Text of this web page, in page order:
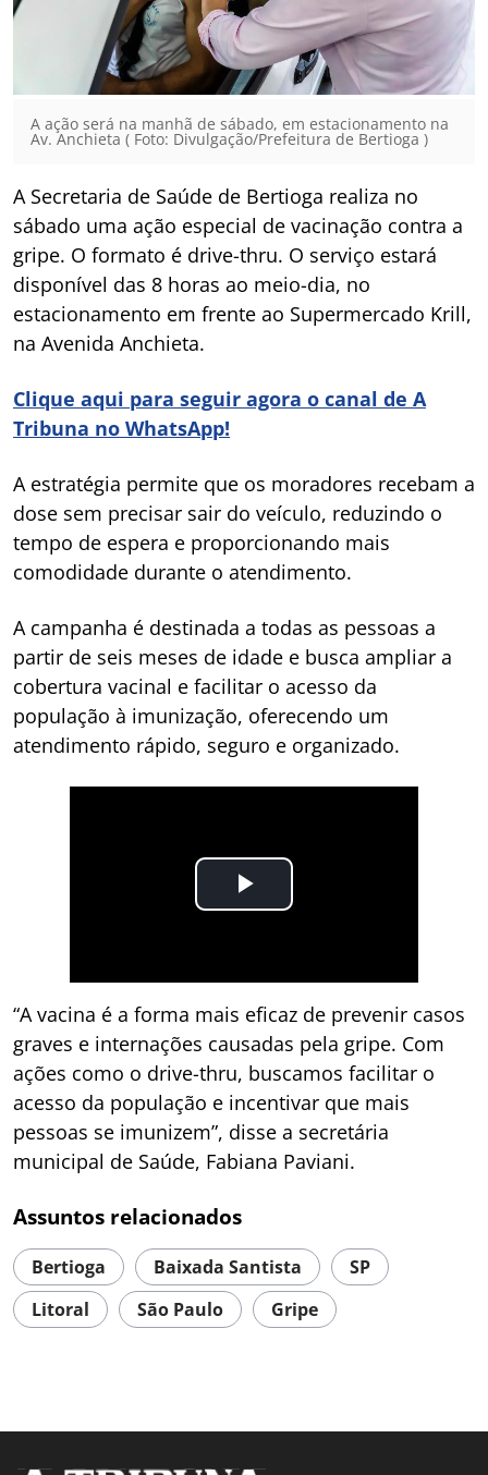
A ação será na manhã de sábado, em estacionamento na
Av. Anchieta ( Foto: Divulgação/Prefeitura de Bertioga )
A Secretaria de Saúde de Bertioga realiza no
sábado uma ação especial de vacinação contra a
gripe. O formato é drive-thru. O serviço estará
disponível das 8 horas ao meio-dia, no
estacionamento em frente ao Supermercado Krill,
na Avenida Anchieta.
Clique aqui para seguir agora o canal de A
Tribuna no WhatsApp!
A estratégia permite que os moradores recebam a
dose sem precisar sair do veículo, reduzindo o
tempo de espera e proporcionando mais
comodidade durante o atendimento.
A campanha é destinada a todas as pessoas a
partir de seis meses de idade e busca ampliar a
cobertura vacinal e facilitar o acesso da
população à imunização, oferecendo um
atendimento rápido, seguro e organizado.
“A vacina é a forma mais eficaz de prevenir casos
graves e internações causadas pela gripe. Com
ações como o drive-thru, buscamos facilitar o
acesso da população e incentivar que mais
pessoas se imunizem”, disse a secretária
municipal de Saúde, Fabiana Paviani.
Assuntos relacionados
Bertioga Baixada Santista
SP
Litoral
São Paulo Gripe